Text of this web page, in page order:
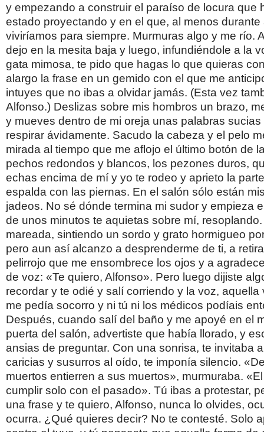
y empezando a construir el paraíso de locura que
estado proyectando y en el que, al menos
viviríamos para siempre. Murmuras algo y me río.
dejo en la mesita baja y luego, infundiéndole a la
gata mimosa, te pido que hagas lo que quieras
alargo la frase en un gemido con el que me
intuyes que no ibas a olvidar jamás. (Esta vez
Alfonso.) Deslizas sobre mis hombros un brazo,
y mueves dentro de mi oreja unas palabras
respirar ávidamente. Sacudo la cabeza y el pelo
mirada al tiempo que me aflojo el último botón de
pechos redondos y blancos, los pezones duros,
echas encima de mí y yo te rodeo y aprieto la
espalda con las piernas. En el salón sólo están
jadeos. No sé dónde termina mi sudor y empieza
de unos minutos te aquietas sobre mí,
mareada, sintiendo un sordo y grato hormigueo
pero aun así alcanzo a desprenderme de ti, a
pelirrojo que me ensombrece los ojos y a
de voz: «Te quiero, Alfonso». Pero luego dijiste
recordar y te odié y salí corriendo y la voz, aquella
me pedía socorro y ni tú ni los médicos podíais
Después, cuando salí del baño y me apoyé en el
puerta del salón, advertiste que había llorado, y
ansias de preguntar. Con una sonrisa, te invitaba
caricias y susurros al oído, te imponía silencio.
muertos entierren a sus muertos», murmuraba.
cumplir solo con el pasado». Tú ibas a protestar,
una frase y te quiero, Alfonso, nunca lo olvides,
ocurra. ¿Qué quieres decir? No te contesté. Solo